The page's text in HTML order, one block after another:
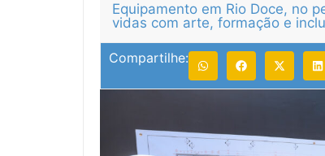
Equipamento em Rio Doce, no
vidas com arte, formação e
Compartilhe: